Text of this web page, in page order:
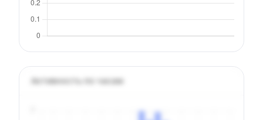
Активность по часам